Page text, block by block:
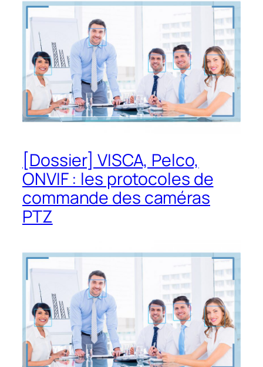
[Dossier] VISCA, Pelco,
ONVIF : les protocoles de
commande des caméras
PTZ